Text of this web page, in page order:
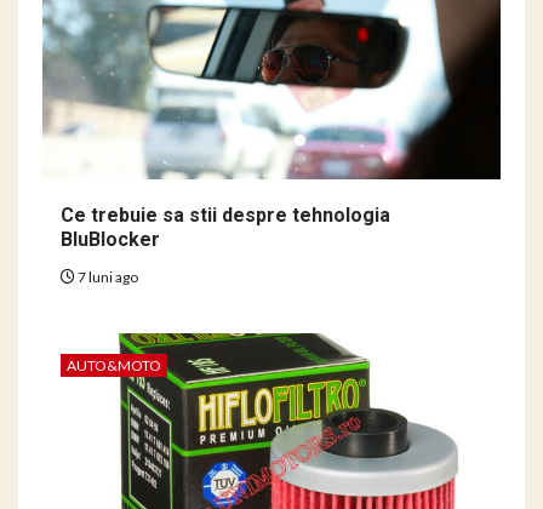
Ce trebuie sa stii despre tehnologia
BluBlocker
7 luni ago
AUTO&MOTO